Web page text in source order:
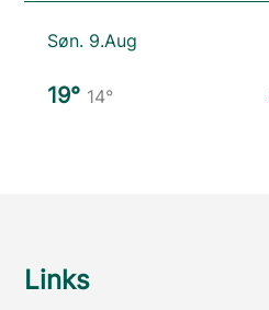
Søn. 9.Aug
19° 14°
Links